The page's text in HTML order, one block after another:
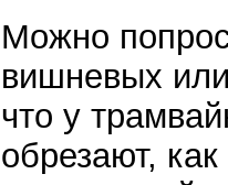
Можно
вишневых
что у
обрезают,